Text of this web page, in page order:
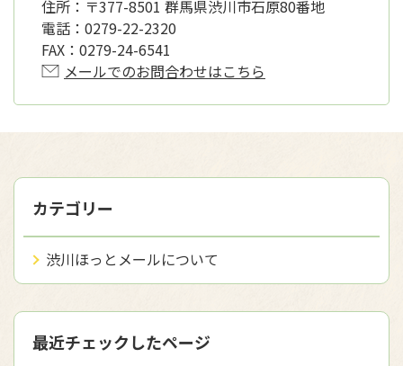
住所： 〒377-8501 群馬県渋川市石原80番地
電話： 0279-22-2320
FAX： 0279-24-6541
メールでのお問合わせはこちら
カテゴリー
渋川ほっとメールについて
最近チェックしたページ